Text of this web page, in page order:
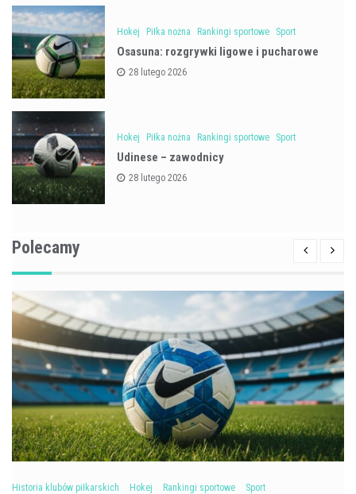
Hokej Piłka nożna Rankingi sportowe Sport
Osasuna: rozgrywki ligowe i pucharowe
28 lutego 2026
Hokej Piłka nożna Rankingi sportowe Sport
Udinese – zawodnicy
28 lutego 2026
Polecamy
Historia klubów piłkarskich Hokej Rankingi sportowe
Sport